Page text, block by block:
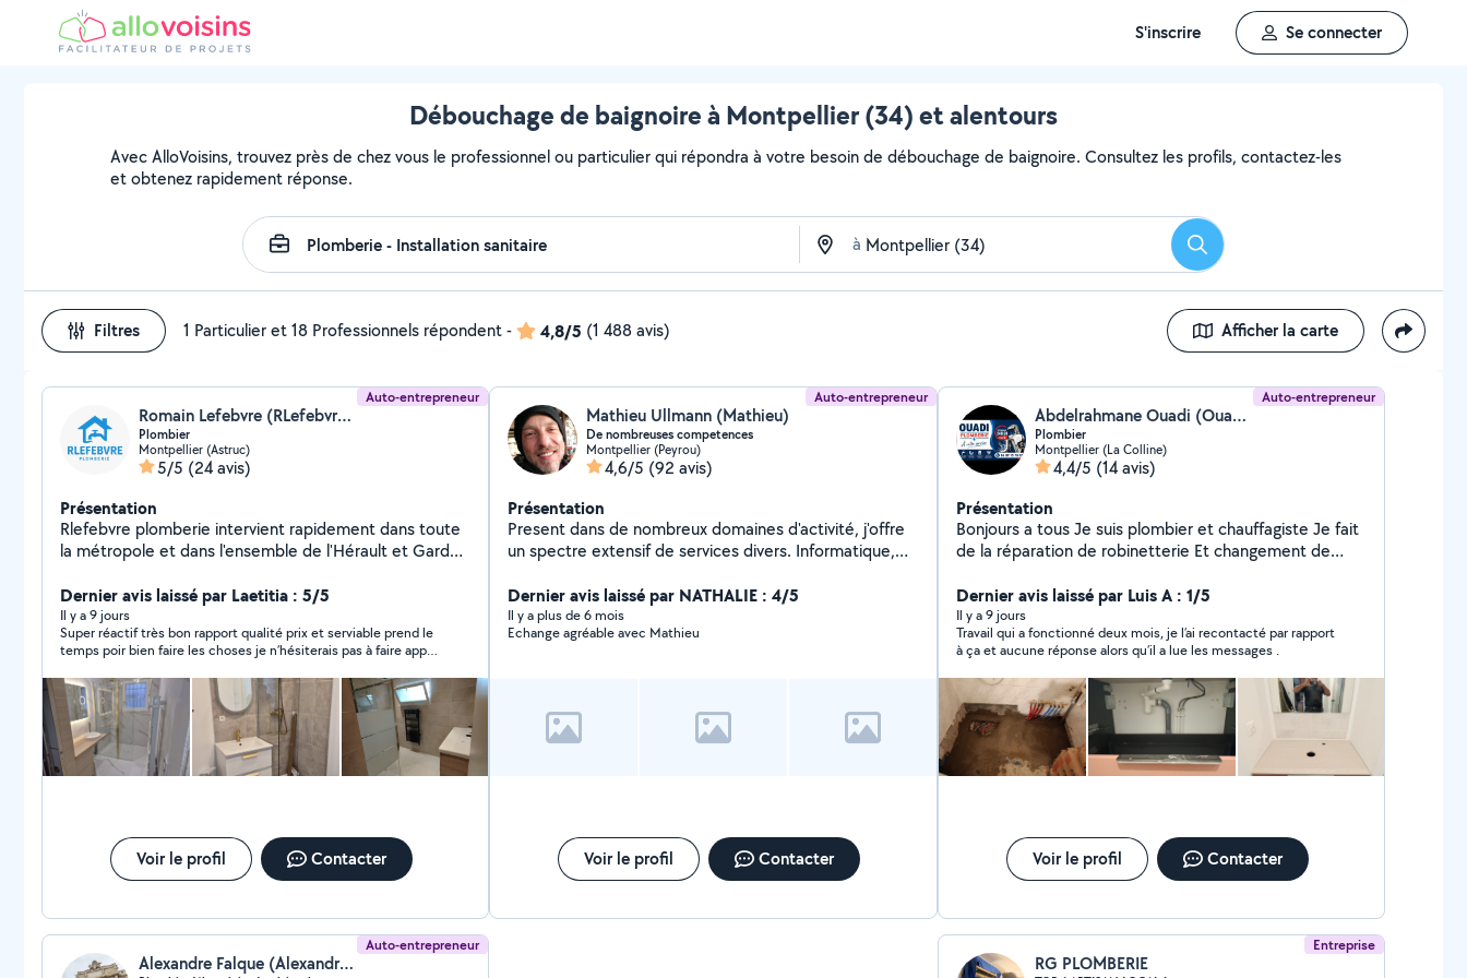
S'inscrire Se connecter
Débouchage de baignoire à Montpellier (34) et alentours
Avec AlloVoisins, trouvez près de chez vous le professionnel ou particulier qui répondra à votre besoin de débouchage de baignoire. Consultez les profils, contactez-les
et obtenez rapidement réponse.
à Rechercher
Filtres 1 Particulier et 18 Professionnels répondent- 4,8/5 (1 488 avis) Afficher la carte
Auto-entrepreneur
Romain Lefebvre (RLefebvre plomberie)
Plombier
Montpellier (Astruc)
5/5 (24 avis)
Présentation
Rlefebvre plomberie intervient rapidement dans toute
la métropole et dans l'ensemble de l'Hérault et Gard
recherche et réparation de fuites , débouchage
canalisation , détartrage et remplacement chauffe eau
, remplacement robinetterie , remplacement
mécanisme et flotteur wc... Rlefebvre plomberie
garantie un travail soigné avec plus de 18 ans d
expériences
Dernier avis laissé par Laetitia : 5/5
Il y a 9 jours
Super réactif très bon rapport qualité prix et serviable prend le
temps poir bien faire les choses je n’hésiterais pas à faire appel
Voir le profil Contacter
Auto-entrepreneur
Mathieu Ullmann (Mathieu)
De nombreuses competences
Montpellier (Peyrou)
4,6/5 (92 avis)
Présentation
Present dans de nombreux domaines d'activité, j'offre
un spectre extensif de services divers. Informatique,
les personnes pour qui j'opère
Dernier avis laissé par NATHALIE : 4/5
Il y a plus de 6 mois
Echange agréable avec Mathieu
Voir le profil Contacter
Auto-entrepreneur
Abdelrahmane Ouadi (Ouadi Plomberie)
Plombier
Montpellier (La Colline)
4,4/5 (14 avis)
Présentation
Bonjours a tous Je suis plombier et chauffagiste Je fait
de la réparation de robinetterie Et changement de
Dernier avis laissé par Luis A : 1/5
Il y a 9 jours
Travail qui a fonctionné deux mois, je l’ai recontacté par rapport
à ça et aucune réponse alors qu’il a lue les messages .
Voir le profil Contacter
Auto-entrepreneur
Alexandre Falque (Alexandre Falque)
Entreprise
RG PLOMBERIE